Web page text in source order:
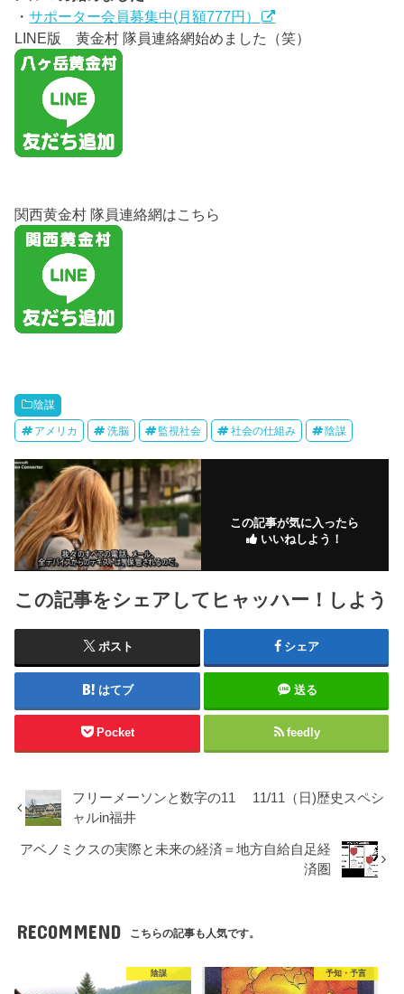
・サポーター会員募集中(月額777円）
LINE版 黄金村 隊員連絡網始めました（笑）
関西黄金村 隊員連絡網はこちら
陰謀
アメリカ 洗脳 監視社会 社会の仕組み 陰謀
この記事が気に入ったら
いいねしよう！
この記事をシェアしてヒャッハー！しよう
ポスト シェア
はてブ 送る
Pocket feedly
フリーメーソンと数字の11 11/11（日)歴史スペシ
ャルin福井
アベノミクスの実際と未来の経済＝地方自給自足経
済圏
RECOMMEND こちらの記事も人気です。
陰謀 予知・予言